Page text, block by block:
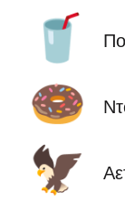
🥤
🍩
🦅